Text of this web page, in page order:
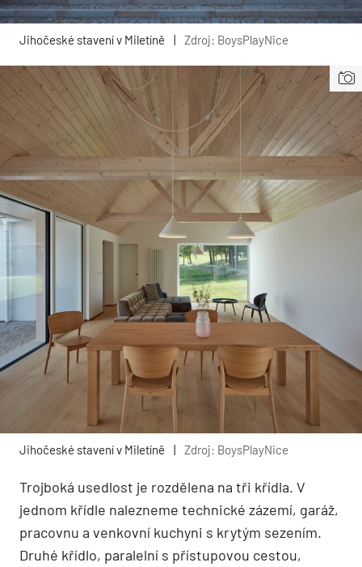
Jihočeské stavení v Miletíně | Zdroj: BoysPlayNice
Jihočeské stavení v Miletíně | Zdroj: BoysPlayNice
Trojboká usedlost je rozdělena na tři křídla. V
jednom křídle nalezneme technické zázemí, garáž,
pracovnu a venkovní kuchyni s krytým sezením.
Druhé křídlo, paralelní s přístupovou cestou,